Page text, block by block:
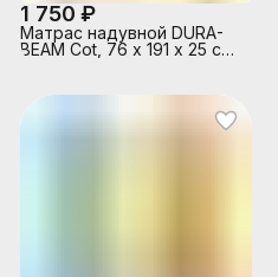
1 750 ₽
Матрас надувной DURA-
BEAM Cot, 76 х 191 х 25 см,